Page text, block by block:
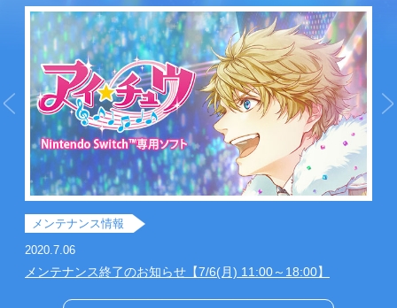
メンテナンス情報
2020.7.06
メンテナンス終了のお知らせ【7/6(月) 11:00～18:00】